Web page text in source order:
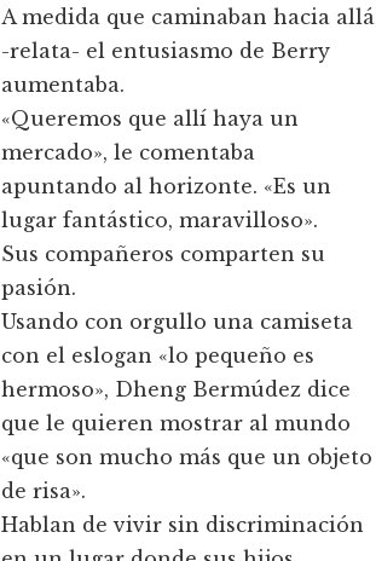
A medida que caminaban hacia allá
-relata- el entusiasmo de Berry
aumentaba.
«Queremos que allí haya un
mercado», le comentaba
apuntando al horizonte. «Es un
lugar fantástico, maravilloso».
Sus compañeros comparten su
pasión.
Usando con orgullo una camiseta
con el eslogan «lo pequeño es
hermoso», Dheng Bermúdez dice
que le quieren mostrar al mundo
«que son mucho más que un objeto
de risa».
Hablan de vivir sin discriminación